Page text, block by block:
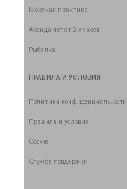
Морская практика
Аренда яхт от 2-х часов!
Рыбалка
ПРАВИЛА И УСЛОВИЯ
Политика конфиденциальности
Правила и условия
Cookie
Служба поддержки